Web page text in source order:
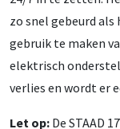
zo snel gebeurd
gebruik te maken
elektrisch
verlies en wordt er
Let op: De STAAD